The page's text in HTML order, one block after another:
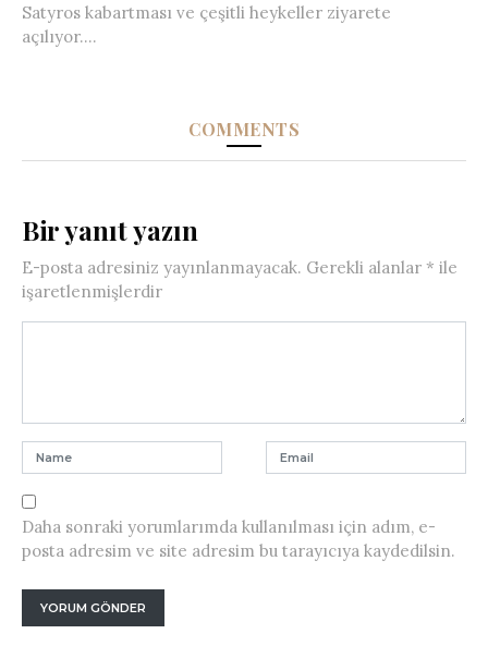
Satyros kabartması ve çeşitli heykeller ziyarete
açılıyor....
COMMENTS
Bir yanıt yazın
E-posta adresiniz yayınlanmayacak. Gerekli alanlar * ile
işaretlenmişlerdir
Daha sonraki yorumlarımda kullanılması için adım, e-
posta adresim ve site adresim bu tarayıcıya kaydedilsin.